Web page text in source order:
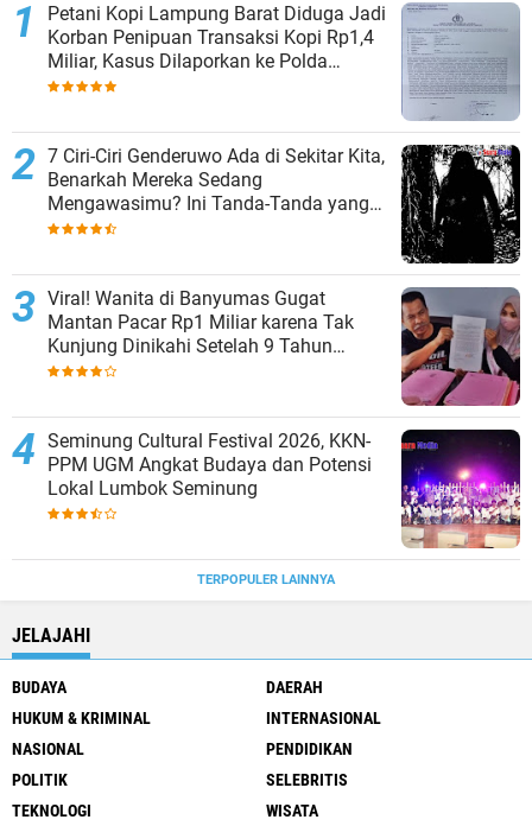
Petani Kopi Lampung Barat Diduga Jadi
Korban Penipuan Transaksi Kopi Rp1,4
Miliar, Kasus Dilaporkan ke Polda
Lampung
7 Ciri-Ciri Genderuwo Ada di Sekitar Kita,
Benarkah Mereka Sedang
Mengawasimu? Ini Tanda-Tanda yang
Sering Diabaikan
Viral! Wanita di Banyumas Gugat
Mantan Pacar Rp1 Miliar karena Tak
Kunjung Dinikahi Setelah 9 Tahun
Berpacaran
Seminung Cultural Festival 2026, KKN-
PPM UGM Angkat Budaya dan Potensi
Lokal Lumbok Seminung
TERPOPULER LAINNYA
JELAJAHI
BUDAYA
DAERAH
HUKUM & KRIMINAL
INTERNASIONAL
NASIONAL
PENDIDIKAN
POLITIK
SELEBRITIS
TEKNOLOGI
WISATA